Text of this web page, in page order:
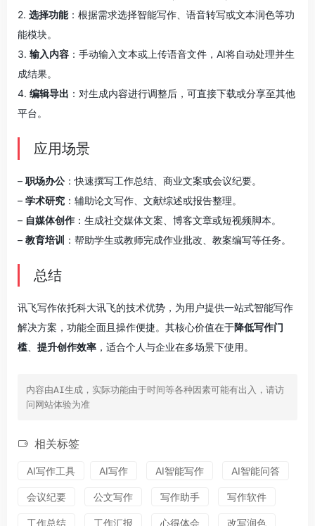
2. 选择功能：根据需求选择智能写作、语音转写或文本润色等功
能模块。
3. 输入内容 ：手动输入文本或上传语音文件，AI将自动处理并生
成结果。
4. 编辑导出 ：对生成内容进行调整后，可直接下载或分享至其他
平台。
应用场景
– 职场办公 ：快速撰写工作总结、商业文案或会议纪要。
– 学术研究 ：辅助论文写作、文献综述或报告整理。
– 自媒体创作 ：生成社交媒体文案、博客文章或短视频脚本。
– 教育培训 ：帮助学生或教师完成作业批改、教案编写等任务。
总结
讯飞写作依托科大讯飞的技术优势，为用户提供一站式智能写作
解决方案，功能全面且操作便捷。其核心价值在于降低写作门
槛
提升创作效率 ，适合个人与企业在多场景下使用。
内容由AI生成，实际功能由于时间等各种因素可能有出入，请访
问网站体验为准
相关标签
AI写作工具 AI写作 AI智能写作 AI智能问答
会议纪要 公文写作 写作助手 写作软件
工作总结 工作汇报 心得体会 改写润色